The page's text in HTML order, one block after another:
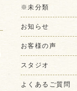
※未分類
お知らせ
お客様の声
スタジオ
よくあるご質問